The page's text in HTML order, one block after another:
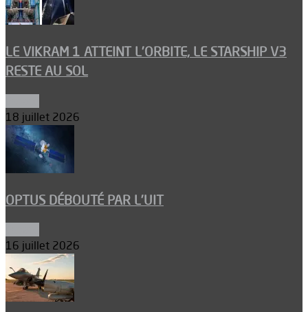
LE VIKRAM 1 ATTEINT L’ORBITE, LE STARSHIP V3
RESTE AU SOL
18 juillet 2026
OPTUS DÉBOUTÉ PAR L’UIT
16 juillet 2026